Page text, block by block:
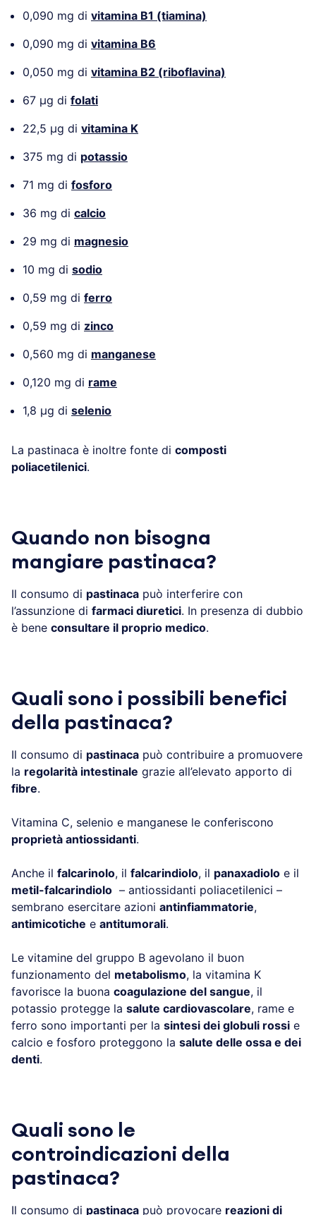
0,090 mg di vitamina B1 (tiamina)
0,090 mg di vitamina B6
0,050 mg di vitamina B2 (riboflavina)
67 µg di folati
22,5 µg di vitamina K
375 mg di potassio
71 mg di fosforo
36 mg di calcio
29 mg di magnesio
10 mg di sodio
0,59 mg di ferro
0,59 mg di zinco
0,560 mg di manganese
0,120 mg di rame
1,8 µg di selenio
La pastinaca è inoltre fonte di composti
poliacetilenici.
Quando non bisogna
mangiare pastinaca?
Il consumo di pastinaca può interferire con
l’assunzione di farmaci diuretici. In presenza di dubbio
è bene consultare il proprio medico.
Quali sono i possibili benefici
della pastinaca?
Il consumo di pastinaca può contribuire a promuovere
la regolarità intestinale grazie all’elevato apporto di
fibre.
Vitamina C, selenio e manganese le conferiscono
proprietà antiossidanti.
Anche il falcarinolo, il falcarindiolo, il panaxadiolo e il
metil-falcarindiolo ­ – antiossidanti poliacetilenici –
sembrano esercitare azioni antinfiammatorie,
antimicotiche e antitumorali.
Le vitamine del gruppo B agevolano il buon
funzionamento del metabolismo, la vitamina K
favorisce la buona coagulazione del sangue, il
potassio protegge la salute cardiovascolare, rame e
ferro sono importanti per la sintesi dei globuli rossi e
calcio e fosforo proteggono la salute delle ossa e dei
denti.
Quali sono le
controindicazioni della
pastinaca?
Il consumo di pastinaca può provocare reazioni di